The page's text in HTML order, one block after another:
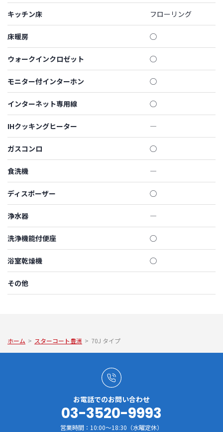
キッチン床 フローリング
床暖房 ◯
ウォークインクロゼット ◯
モニター付インターホン ◯
インターネット専用線 ◯
IHクッキングヒーター ―
ガスコンロ ◯
食洗機 ―
ディスポーザー ◯
浄水器 ―
洗浄機能付便座 ◯
浴室乾燥機 ◯
その他
ホーム > スターコート豊洲 > 70J タイプ
お電話でのお問い合わせ
03-3520-9993
営業時間：10:00～18:30（水曜定休）